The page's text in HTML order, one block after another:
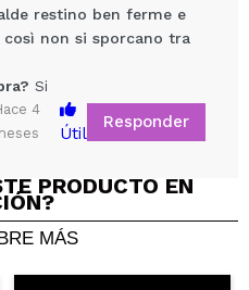
o una foto
compra?
restino ben ferme e
non si sporcano tra
Si
4
Útil
Responder
PRODUCTO EN
MÁS